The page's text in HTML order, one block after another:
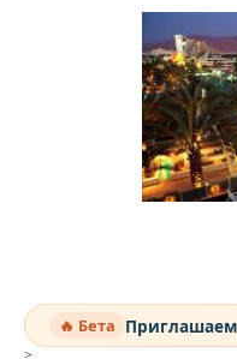
🔥 Бета Приглашаем
>